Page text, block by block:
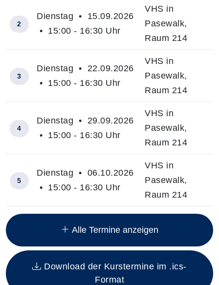
Insgesamt gibt es 12 Termine zum diesen Kurs
2
Dienstag • 15.09.2026
• 15:00 - 16:30 Uhr
VHS in
Pasewalk,
Raum 214
3
Dienstag • 22.09.2026
• 15:00 - 16:30 Uhr
VHS in
Pasewalk,
Raum 214
4
Dienstag • 29.09.2026
• 15:00 - 16:30 Uhr
VHS in
Pasewalk,
Raum 214
5
Dienstag • 06.10.2026
• 15:00 - 16:30 Uhr
VHS in
Pasewalk,
Raum 214
Alle Termine anzeigen
Download der Kurstermine im .ics-
Format